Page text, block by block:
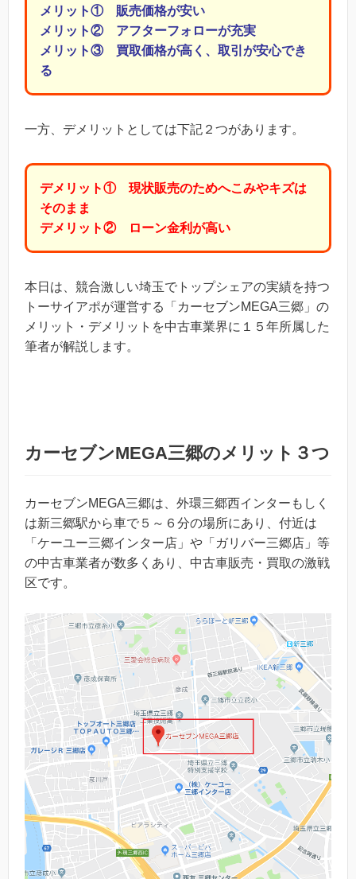
メリット① 販売価格が安い
メリット② アフターフォローが充実
メリット③ 買取価格が高く、取引が安心でき
る
一方、デメリットとしては下記２つがあります。
デメリット① 現状販売のためへこみやキズは
そのまま
デメリット② ローン金利が高い
本日は、競合激しい埼玉でトップシェアの実績を持つ
トーサイアポが運営する「カーセブンMEGA三郷」の
メリット・デメリットを中古車業界に１５年所属した
筆者が解説します。
カーセブンMEGA三郷のメリット３つ
カーセブンMEGA三郷は、外環三郷西インターもしく
は新三郷駅から車で５～６分の場所にあり、付近は
「ケーユー三郷インター店」や「ガリバー三郷店」等
の中古車業者が数多くあり、中古車販売・買取の激戦
区です。